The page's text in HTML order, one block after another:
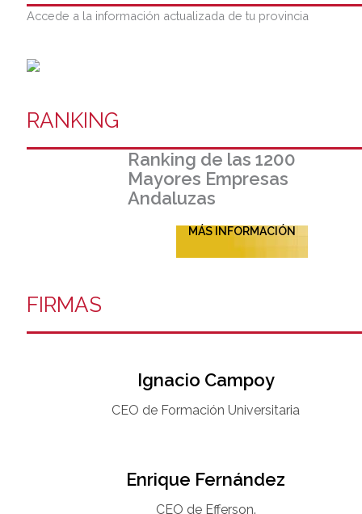
Accede a la información actualizada de tu provincia
RANKING
Ranking de las 1200
Mayores Empresas
Andaluzas
MÁS INFORMACIÓN
FIRMAS
Ignacio Campoy​
CEO de Formación Universitaria​
Enrique Fernández
CEO de Efferson.